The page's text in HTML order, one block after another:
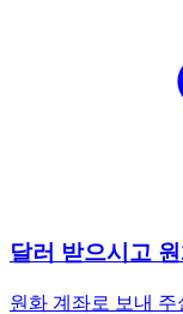
달러 받으시고
원화 계좌로 보내 주